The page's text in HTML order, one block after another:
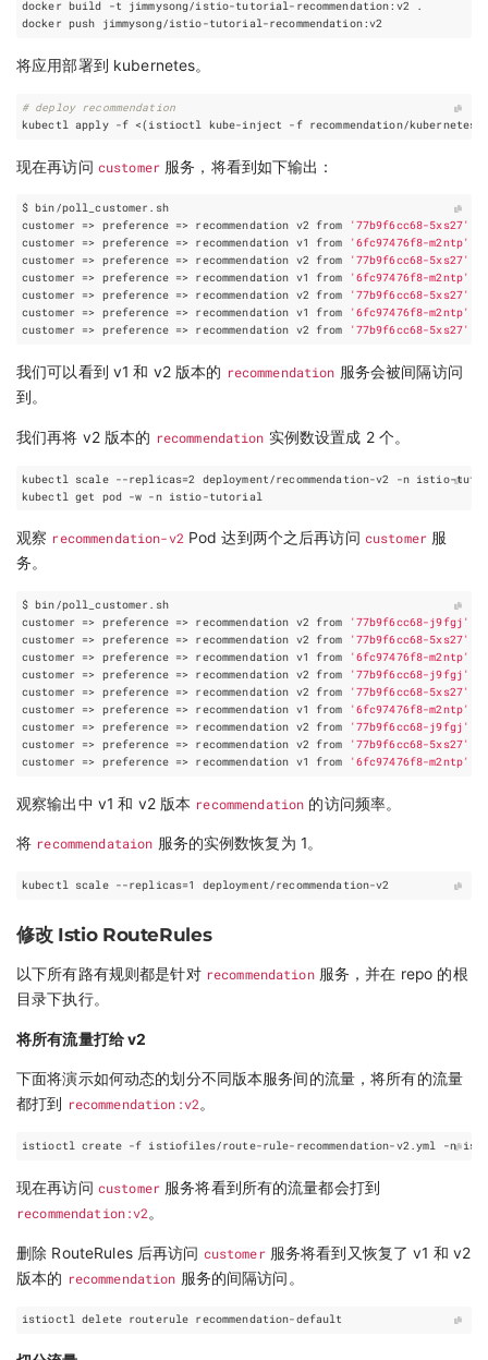
将应用部署到 kubernetes。
# deploy recommendation
kubectl apply -f <(istioctl kube-inject -f recommendation/kubernetes/
现在再访问 customer服务，将看到如下输出：
$ bin/poll_customer.sh
customer
=> preference => recommendation v2 from '77b9f6cc68-5xs27'
customer
=> preference => recommendation v1 from '6fc97476f8-m2ntp'
customer
=> preference => recommendation v2 from '77b9f6cc68-5xs27'
customer
=> preference => recommendation v1 from '6fc97476f8-m2ntp'
customer
=> preference => recommendation v2 from '77b9f6cc68-5xs27'
customer
=> preference => recommendation v1 from '6fc97476f8-m2ntp'
customer
=> preference => recommendation v2 from '77b9f6cc68-5xs27'
我们可以看到 v1 和 v2 版本的 recommendation 服务会被间隔访问
到。
我们再将 v2 版本的 recommendation 实例数设置成 2 个。
kubectl scale --replicas=2
观察 recommendation-v2Pod 达到两个之后再访问 customer服
务。
$ bin/poll_customer.sh
customer
=> preference => recommendation v2 from '77b9f6cc68-j9fgj'
customer
=> preference => recommendation v2 from '77b9f6cc68-5xs27'
customer
=> preference => recommendation v1 from '6fc97476f8-m2ntp'
customer
=> preference => recommendation v2 from '77b9f6cc68-j9fgj'
customer
=> preference => recommendation v2 from '77b9f6cc68-5xs27'
customer
=> preference => recommendation v1 from '6fc97476f8-m2ntp'
customer
=> preference => recommendation v2 from '77b9f6cc68-j9fgj'
customer
=> preference => recommendation v2 from '77b9f6cc68-5xs27'
customer
=> preference => recommendation v1 from '6fc97476f8-m2ntp'
观察输出中 v1 和 v2 版本 recommendation 的访问频率。
将 recommendataion 服务的实例数恢复为 1。
kubectl scale --replicas=1
修改 Istio RouteRules
以下所有路有规则都是针对 recommendation服务，并在 repo 的根
目录下执行。
将所有流量打给 v2
下面将演示如何动态的划分不同版本服务间的流量，将所有的流量
都打到
recommendation:v2。
现在再访问 customer服务将看到所有的流量都会打到
recommendation:v2。
删除 RouteRules 后再访问 customer服务将看到又恢复了 v1 和 v2
版本的 recommendation 服务的间隔访问。